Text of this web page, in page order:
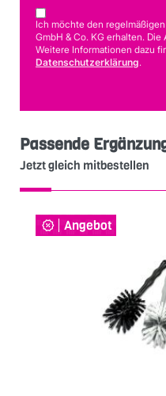
Ich möchte den
GmbH & Co. KG erhalten.
Weitere Informationen dazu
Datenschutzerklärung.
Passende
Jetzt gleich mitbestellen
Angebot